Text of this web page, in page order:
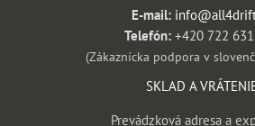
E-mail:
Telefón: +420 722
(Zákaznícka podpora v
SKLAD A
Prevádzková adresa a